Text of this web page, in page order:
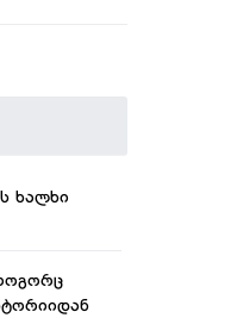
- ნაყინის ხალხი